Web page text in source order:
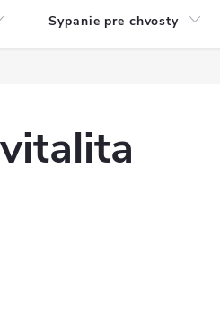
Sypanie pre chvosty